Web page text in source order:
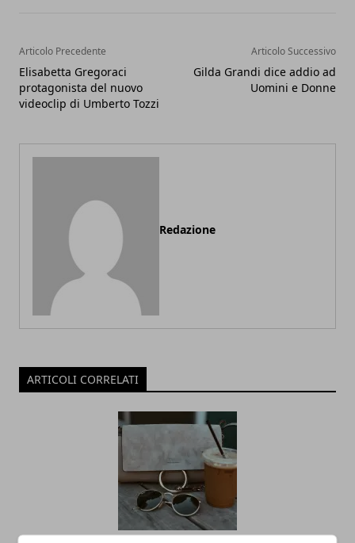
Articolo Precedente
Elisabetta Gregoraci
protagonista del nuovo
videoclip di Umberto Tozzi
Articolo Successivo
Gilda Grandi dice addio ad
Uomini e Donne
Redazione
ARTICOLI CORRELATI